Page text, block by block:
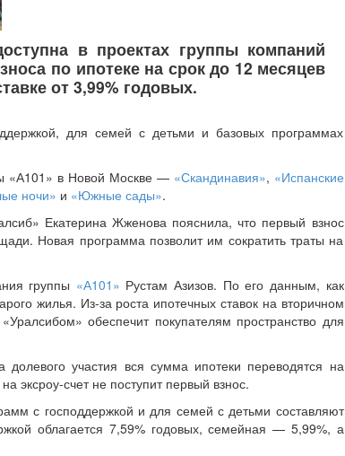
в проектах группы компаний
по ипотеке на срок до 12 месяцев
от 3,99% годовых.
для семей с детьми и базовых программах
«А101» в Новой Москве — «Скандинавия», «Испанские
ночи» и «Южные сады».
Екатерина Жженова пояснила, что первый взнос
Новая программа позволит им сократить траты на
группы «А101» Рустам Азизов. По его данным, как
жилья. Из-за роста ипотечных ставок на вторичном
обеспечит покупателям пространство для
участия вся сумма ипотеки переводятся на
эксроу-счет не поступит первый взнос.
с господдержкой и для семей с детьми составляют
облагается 7,59% годовых, семейная — 5,99%, а